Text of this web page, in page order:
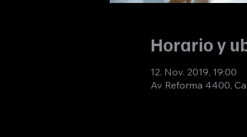
Horario y
12. Nov. 2019, 19:00
Av Reforma 4400,